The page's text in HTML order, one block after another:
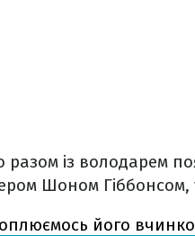
із володарем
Шоном Гіббонсом,
його